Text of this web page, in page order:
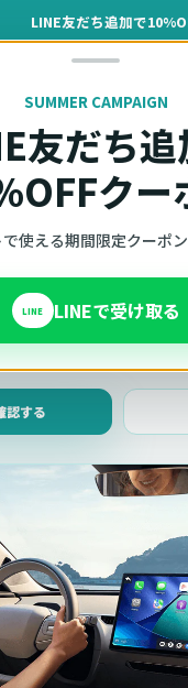
LINE友だち追加で
SUMMER CAMPAIGN
友だち追
クー
使える期間限定クーポン
LINE LINEで受け取る
認
式で適
トキャスト）の対応製
場合は、車種と年式を選
認する